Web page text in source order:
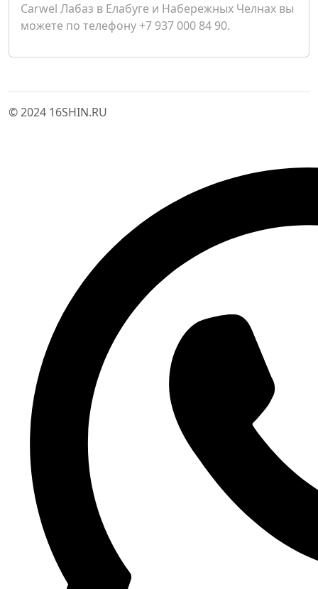
Carwel Лабаз в Елабуге и Набережных Челнах вы
можете по телефону +7 937 000 84 90.
© 2024 16SHIN.RU